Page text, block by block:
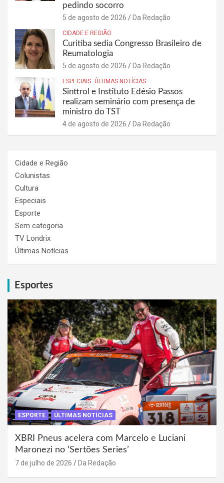
pedindo socorro
5 de agosto de 2026 Da Redação
CIDADE E REGIÃO
Curitiba sedia Congresso Brasileiro de
Reumatologia
5 de agosto de 2026 Da Redação
ESPECIAIS ÚLTIMAS NOTÍCIAS
Sinttrol e Instituto Edésio Passos
realizam seminário com presença de
ministro do TST
4 de agosto de 2026 Da Redação
Cidade e Região
Colunistas
Cultura
Especiais
Esporte
Sem categoria
TV Londrix
Últimas Notícias
Esportes
ESPORTE ÚLTIMAS NOTÍCIAS
XBRI Pneus acelera com Marcelo e Luciani
Maronezi no ‘Sertões Series’
7 de julho de 2026 Da Redação